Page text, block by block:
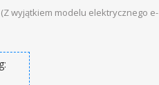
(Z wyjątkiem modelu elektrycznego e-